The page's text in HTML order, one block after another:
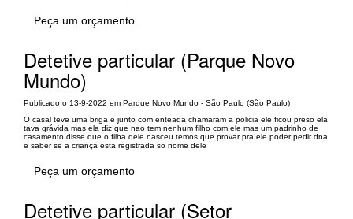
Peça um orçamento
Detetive particular (Parque Novo
Mundo)
Publicado o 13-9-2022 em Parque Novo Mundo - São Paulo (São Paulo)
O casal teve uma briga e junto com enteada chamaram a policia ele ficou preso ela
tava grávida mas ela diz que nao tem nenhum filho com ele mas um padrinho de
casamento disse que o filha dele nasceu temos que provar pra ele poder pedir dna
e saber se a criança esta registrada so nome dele
Peça um orçamento
Detetive particular (Setor